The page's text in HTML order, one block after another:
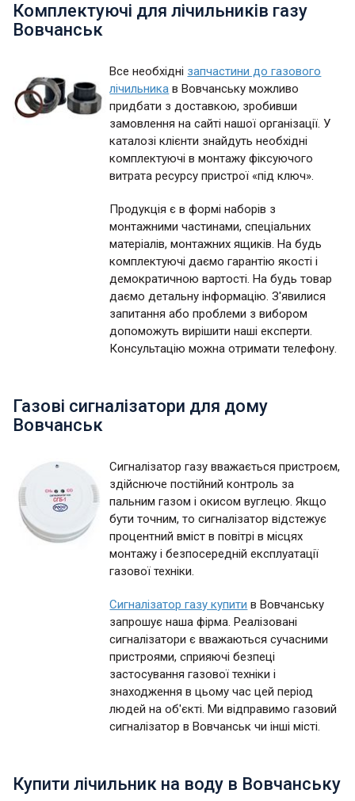
Комплектуючі для лічильників газу
Вовчанськ
Все необхідні запчастини до газового
лічильника в Вовчанську можливо
придбати з доставкою, зробивши
замовлення на сайті нашої організації. У
каталозі клієнти знайдуть необхідні
комплектуючі в монтажу фіксуючого
витрата ресурсу пристрої «під ключ».
Продукція є в формі наборів з
монтажними частинами, спеціальних
матеріалів, монтажних ящиків. На будь
комплектуючі даємо гарантію якості і
демократичною вартості. На будь товар
даємо детальну інформацію. З'явилися
запитання або проблеми з вибором
допоможуть вирішити наші експерти.
Консультацію можна отримати телефону.
Газові сигналізатори для дому
Вовчанськ
Сигналізатор газу вважається пристроєм,
здійснюче постійний контроль за
пальним газом і окисом вуглецю. Якщо
бути точним, то сигналізатор відстежує
процентний вміст в повітрі в місцях
монтажу і безпосередній експлуатації
газової техніки.
Сигналізатор газу купити в Вовчанську
запрошує наша фірма. Реалізовані
сигналізатори є вважаються сучасними
пристроями, сприяючі безпеці
застосування газової техніки і
знаходження в цьому час цей період
людей на об'єкті. Ми відправимо газовий
сигналізатор в Вовчанськ чи інші місті.
Купити лічильник на воду в Вовчанську